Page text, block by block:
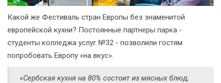
Какой же Фестиваль стран Европы без знаменитой
европейской кухни? Постоянные партнеры парка -
студенты колледжа услуг №32 - позволили гостям
попробовать Европу «на вкус».
«Сербская кухня на 80% состоит из мясных блюд,